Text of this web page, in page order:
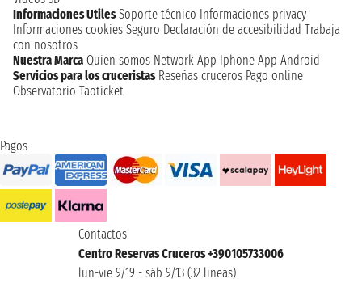
Informaciones Utiles Soporte técnico Informaciones privacy
Informaciones cookies Seguro Declaración de accesibilidad Trabaja
con nosotros
Nuestra Marca Quien somos Network App Iphone App Android
Servicios para los cruceristas Reseñas cruceros Pago online
Observatorio Taoticket
Pagos
Contactos
Centro Reservas Cruceros +390105733006
lun-vie 9/19 - sáb 9/13 (32 lineas)